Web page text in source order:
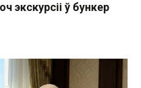
экскурсіі ў бункер